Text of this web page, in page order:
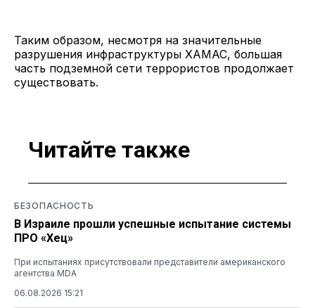
Таким образом, несмотря на значительные
разрушения инфраструктуры ХАМАС, большая
часть подземной сети террористов продолжает
существовать.
Читайте также
БЕЗОПАСНОСТЬ
В Израиле прошли успешные испытание системы
ПРО «Хец»
При испытаниях присутствовали представители американского
агентства MDA
06.08.2026 15:21